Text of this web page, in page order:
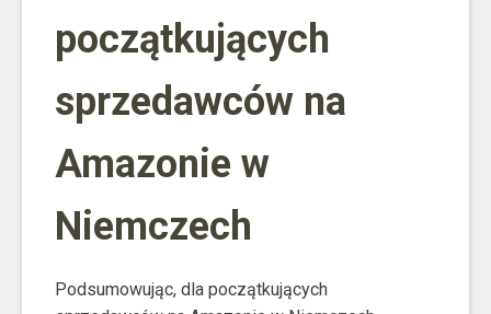
początkujących
sprzedawców na
Amazonie w
Niemczech
Podsumowując, dla początkujących